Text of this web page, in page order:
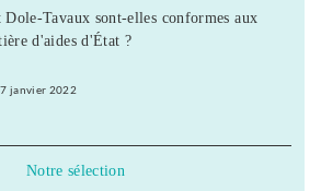
Tavaux sont-elles conformes aux
d'aides d'État ?
janvier 2022
Notre sélection